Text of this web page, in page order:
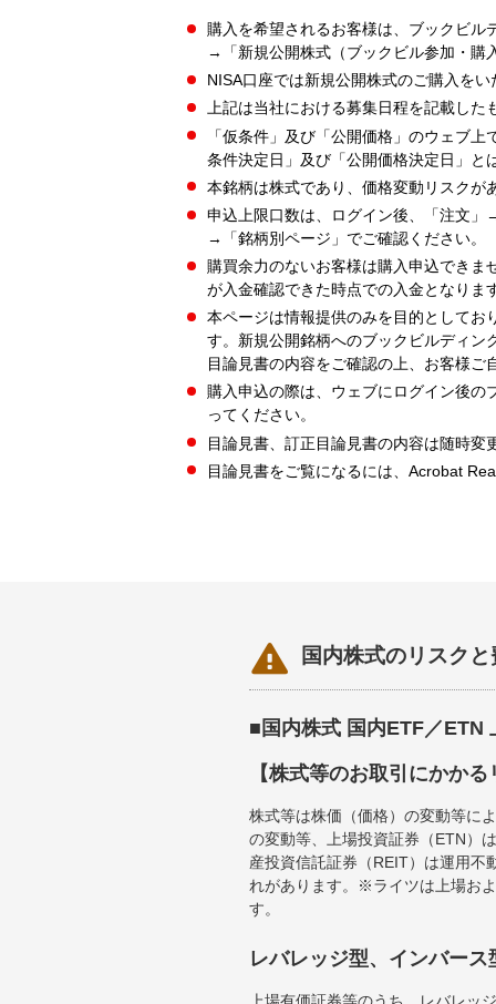
購入を希望されるお客様は、ブックビ
→「新規公開株式（ブックビル参加・購
NISA口座では新規公開株式のご購入を
上記は当社における募集日程を記載した
「仮条件」及び「公開価格」のウェブ
条件決定日」及び「公開価格決定日」と
本銘柄は株式であり、価格変動リスクが
申込上限口数は、ログイン後、「注文
→「銘柄別ページ」でご確認ください。
購買余力のないお客様は購入申込でき
が入金確認できた時点での入金となりま
本ページは情報提供のみを目的としてお
す。新規公開銘柄へのブックビルディン
目論見書の内容をご確認の上、お客様
購入申込の際は、ウェブにログイン後の
ってください。
目論見書、訂正目論見書の内容は随時変
目論見書をご覧になるには、Acrobat
 国内株式のリスク
■国内株式 国内ETF／ETN
【株式等のお取引にかか
株式等は株価（価格）の変動等に
の変動等、上場投資証券（ETN）
産投資信託証券（REIT）は運用不
れがあります。※ライツは上場お
す。
レバレッジ型、インバー
上場有価証券等のうち、レバレ